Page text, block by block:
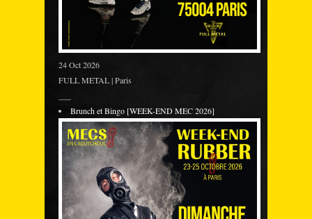
24 Oct 2026
FULL METAL | Paris
Brunch et Bingo [WEEK-END MEC 2026]